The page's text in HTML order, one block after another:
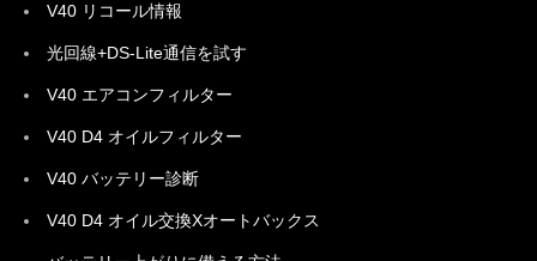
V40 リコール情報
光回線+DS-Lite通信を試す
V40 エアコンフィルター
V40 D4 オイルフィルター
V40 バッテリー診断
V40 D4 オイル交換Xオートバックス